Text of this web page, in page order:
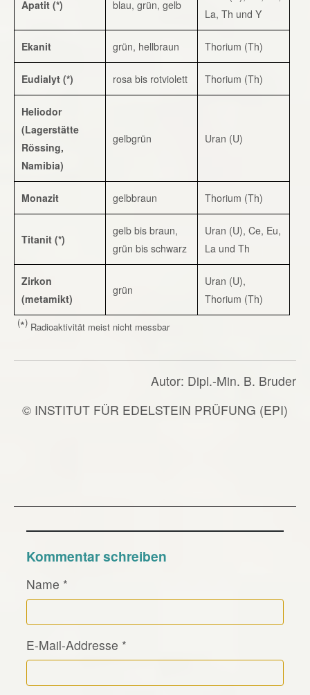
Apatit (*) blau, grün, gelb
La, Th und Y
Ekanit grün, hellbraun Thorium (Th)
Eudialyt (*) rosa bis rotviolett Thorium (Th)
Heliodor
(Lagerstätte
Rössing,
Namibia)
gelbgrün Uran (U)
Monazit gelbbraun Thorium (Th)
Titanit (*)
gelb bis braun,
grün bis schwarz
Uran (U), Ce, Eu,
La und Th
Zirkon
(metamikt)
grün
Uran (U),
Thorium (Th)
(*) Radioaktivität meist nicht messbar
Autor: Dipl.-Min. B. Bruder
© INSTITUT FÜR EDELSTEIN PRÜFUNG (EPI)
Kommentar schreiben
Name *
E-Mail-Addresse *